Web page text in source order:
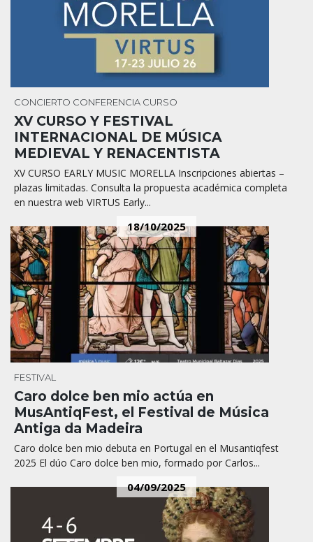
CONCIERTO CONFERENCIA CURSO
XV CURSO Y FESTIVAL
INTERNACIONAL DE MÚSICA
MEDIEVAL Y RENACENTISTA
XV CURSO EARLY MUSIC MORELLA Inscripciones abiertas –
plazas limitadas. Consulta la propuesta académica completa
en nuestra web VIRTUS Early...
18/10/2025
FESTIVAL
Caro dolce ben mio actúa en
MusAntiqFest, el Festival de Música
Antiga da Madeira
Caro dolce ben mio debuta en Portugal en el Musantiqfest
2025 El dúo Caro dolce ben mio, formado por Carlos...
04/09/2025